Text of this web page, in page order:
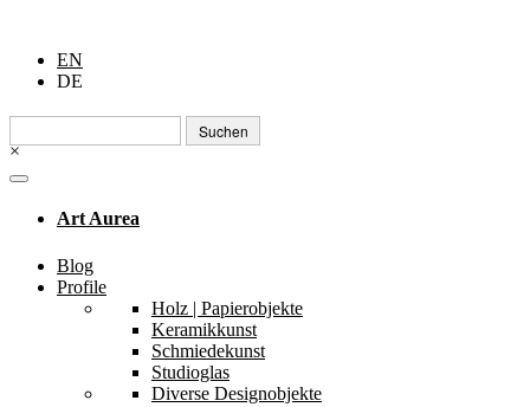
EN
DE
Suchen
nach:
×
Art Aurea
Blog
Profile
Holz | Papierobjekte
Keramikkunst
Schmiedekunst
Studioglas
Diverse Designobjekte